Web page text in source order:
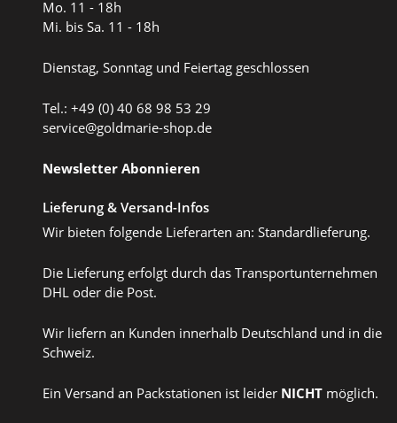
Mo. 11 - 18h
Mi. bis Sa. 11 - 18h
Dienstag, Sonntag und Feiertag geschlossen
Tel.: +49 (0) 40 68 98 53 29
service@goldmarie-shop.de
Newsletter Abonnieren
Lieferung & Versand-Infos
Wir bieten folgende Lieferarten an: Standardlieferung.
Die Lieferung erfolgt durch das Transportunternehmen
DHL oder die Post.
Wir liefern an Kunden innerhalb Deutschland und in die
Schweiz.
Ein Versand an Packstationen ist leider NICHT möglich.